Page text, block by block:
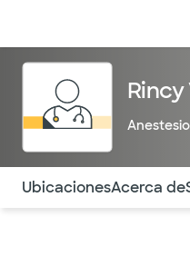
Rincy
Utilice esta navegación
UbicacionesAcerca de